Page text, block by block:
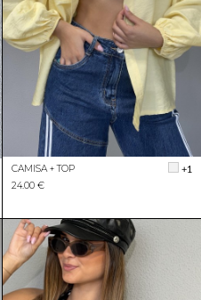
CAMISA + TOP
+1
24.00 €